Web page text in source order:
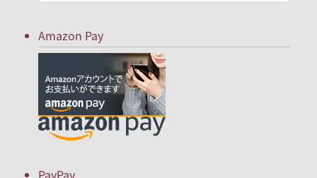
Amazon Pay
PayPay